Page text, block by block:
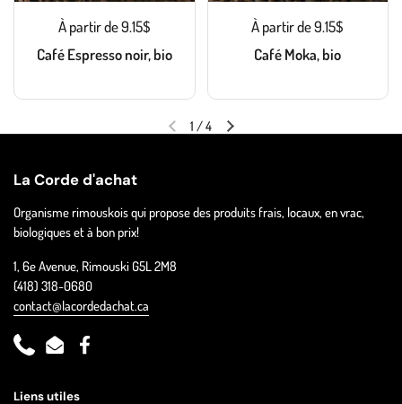
À partir de 9.15$
Café Espresso noir, bio
À partir de 9.15$
Café Moka, bio
1 /4
La Corde d'achat
Organisme rimouskois qui propose des produits frais, locaux, en vrac,
biologiques et à bon prix!
1, 6e Avenue, Rimouski G5L 2M8
(418) 318-0680
contact@lacordedachat.ca
PhoneEmailFacebook
Liens utiles